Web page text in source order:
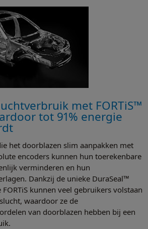
met FORTiS™
tot 91% energie
het doorblazen slim aanpakken met
encoders kunnen hun toerekenbare
verminderen en hun
Dankzij de unieke DuraSeal™
kunnen veel gebruikers volstaan
waardoor ze de
van doorblazen hebben bij een